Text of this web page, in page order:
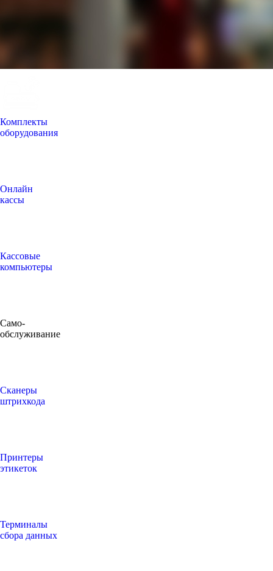
Комплекты
оборудования
Онлайн
кассы
Кассовые
компьютеры
Само-
обслуживание
Сканеры
штрихкода
Принтеры
этикеток
Терминалы
сбора данных